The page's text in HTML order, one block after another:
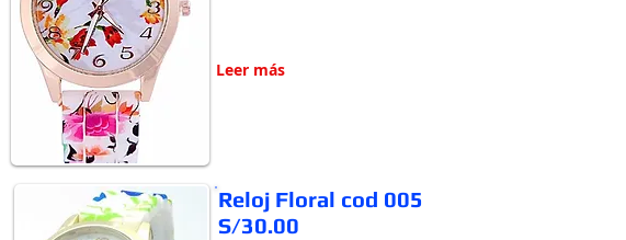
Leer más
Reloj Floral cod 005
S/30.00